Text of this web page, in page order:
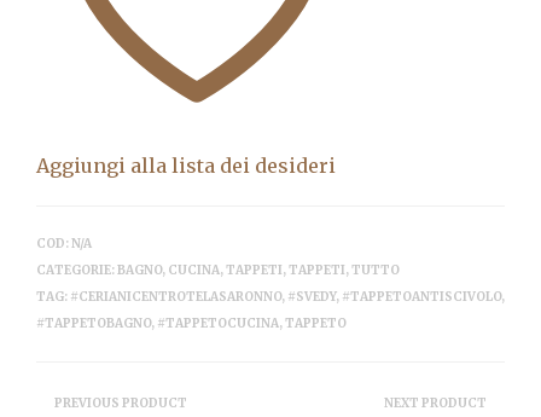
Aggiungi alla lista dei desideri
COD:N/A
CATEGORIE:BAGNO, CUCINA,TAPPETI,TAPPETI,TUTTO
TAG: #CERIANICENTROTELASARONNO, #SVEDY, #TAPPETOANTISCIVOLO,
#TAPPETOBAGNO, #TAPPETOCUCINA,TAPPETO
PREVIOUS PRODUCT NEXT PRODUCT